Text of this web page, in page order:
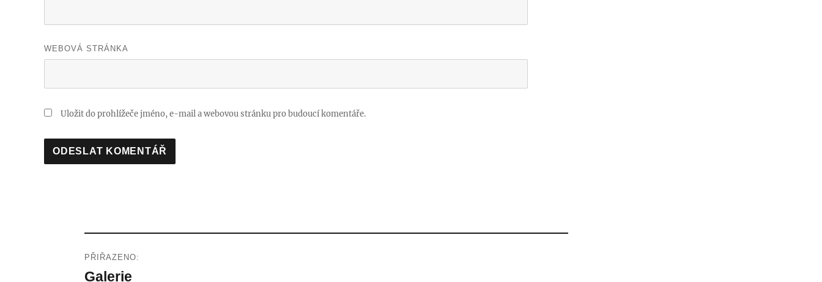
WEBOVÁ STRÁNKA
Uložit do prohlížeče jméno, e-mail a webovou stránku pro budoucí komentáře.
pro
PŘIŘAZENO:
Galerie